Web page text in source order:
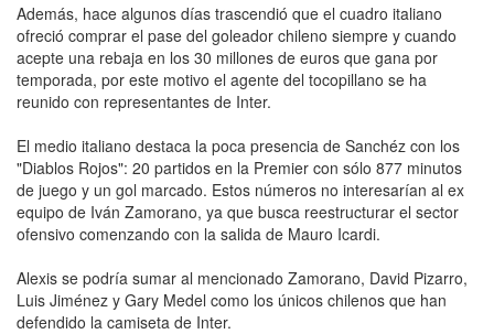
Además, hace algunos días trascendió que el cuadro italiano
ofreció comprar el pase del goleador chileno siempre y cuando
acepte una rebaja en los 30 millones de euros que gana por
temporada, por este motivo el agente del tocopillano se ha
reunido con representantes de Inter.
El medio italiano destaca la poca presencia de Sanchéz con los
"Diablos Rojos": 20 partidos en la Premier con sólo 877 minutos
de juego y un gol marcado. Estos números no interesarían al ex
equipo de Iván Zamorano, ya que busca reestructurar el sector
ofensivo comenzando con la salida de Mauro Icardi.
Alexis se podría sumar al mencionado Zamorano, David Pizarro,
Luis Jiménez y Gary Medel como los únicos chilenos que han
defendido la camiseta de Inter.